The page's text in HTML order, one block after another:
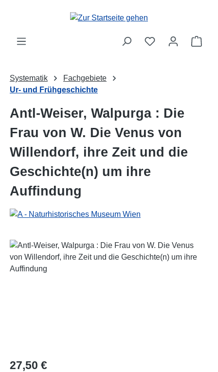
Zum Hauptinhalt springen
Systematik
Fachgebiete
Ur- und Frühgeschichte
Antl-Weiser, Walpurga : Die
Frau von W. Die Venus von
Willendorf, ihre Zeit und die
Geschichte(n) um ihre
Auffindung
Bildergalerie überspringen
Regulärer Preis:
27,50 €